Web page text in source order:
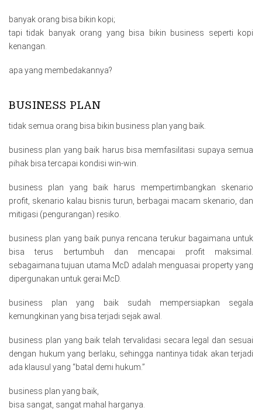
banyak orang bisa bikin kopi;
tapi tidak banyak orang yang bisa bikin business seperti kopi
kenangan.
apa yang membedakannya?
BUSINESS PLAN
tidak semua orang bisa bikin business plan yang baik.
business plan yang baik harus bisa memfasilitasi supaya semua
pihak bisa tercapai kondisi win-win.
business plan yang baik harus mempertimbangkan skenario
profit, skenario kalau bisnis turun, berbagai macam skenario, dan
mitigasi (pengurangan) resiko.
business plan yang baik punya rencana terukur bagaimana untuk
bisa terus bertumbuh dan mencapai profit maksimal.
sebagaimana tujuan utama McD adalah menguasai property yang
dipergunakan untuk gerai McD.
business plan yang baik sudah mempersiapkan segala
kemungkinan yang bisa terjadi sejak awal.
business plan yang baik telah tervalidasi secara legal dan sesuai
dengan hukum yang berlaku, sehingga nantinya tidak akan terjadi
ada klausul yang “batal demi hukum.”
business plan yang baik,
bisa sangat, sangat mahal harganya.